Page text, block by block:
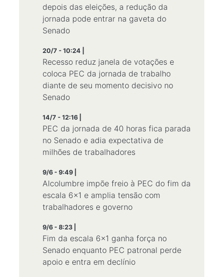
depois das eleições, a redução da
jornada pode entrar na gaveta do
Senado
20/7 - 10:24 |
Recesso reduz janela de votações e
coloca PEC da jornada de trabalho
diante de seu momento decisivo no
Senado
14/7 - 12:16 |
PEC da jornada de 40 horas fica parada
no Senado e adia expectativa de
milhões de trabalhadores
9/6 - 9:49 |
Alcolumbre impõe freio à PEC do fim da
escala 6×1 e amplia tensão com
trabalhadores e governo
9/6 - 8:23 |
Fim da escala 6×1 ganha força no
Senado enquanto PEC patronal perde
apoio e entra em declínio